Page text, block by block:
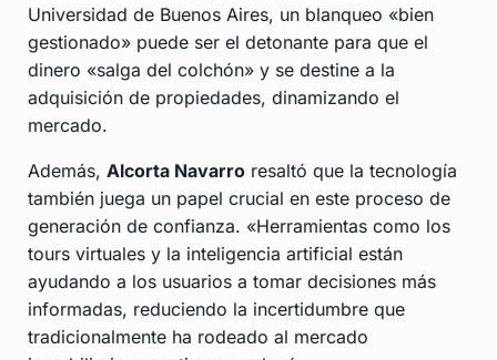
Universidad de Buenos Aires, un blanqueo «bien
gestionado» puede ser el detonante para que el
dinero «salga del colchón» y se destine a la
adquisición de propiedades, dinamizando el
mercado.
Además, Alcorta Navarro resaltó que la tecnología
también juega un papel crucial en este proceso de
generación de confianza. «Herramientas como los
tours virtuales y la inteligencia artificial están
ayudando a los usuarios a tomar decisiones más
informadas, reduciendo la incertidumbre que
tradicionalmente ha rodeado al mercado